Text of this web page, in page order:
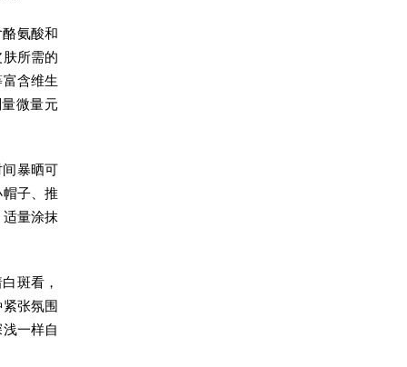
氨酸和
所需的
含维生
微量元
暴晒可
子、推
量涂抹
斑看，
张氛围
一样自